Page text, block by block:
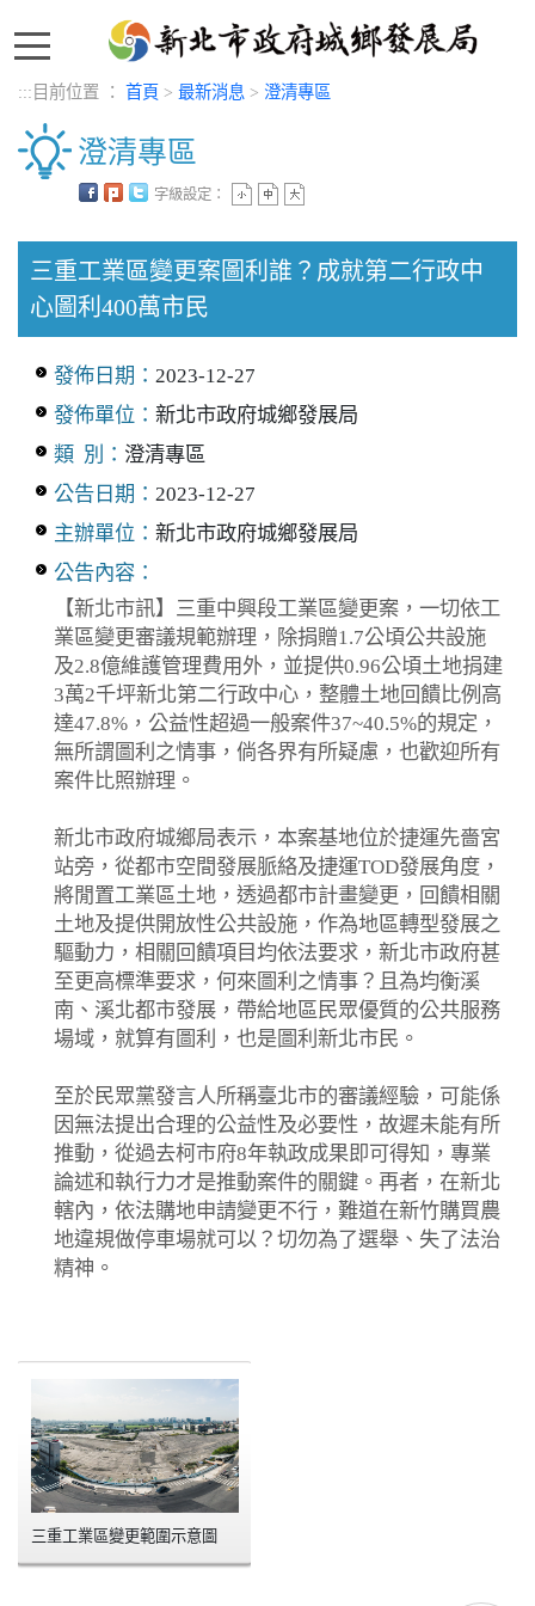
::: 目前位置 ： 首頁 > 最新消息 > 澄清專區
澄清專區
字級設定：
三重工業區變更案圖利誰？成就第二行政中
心圖利400萬市民
發佈日期： 2023-12-27
發佈單位： 新北市政府城鄉發展局
類 別： 澄清專區
公告日期： 2023-12-27
主辦單位： 新北市政府城鄉發展局
公告內容：
【新北市訊】三重中興段工業區變更案，一切依工
業區變更審議規範辦理，除捐贈1.7公頃公共設施
及2.8億維護管理費用外，並提供0.96公頃土地捐建
3萬2千坪新北第二行政中心，整體土地回饋比例高
達47.8%，公益性超過一般案件37~40.5%的規定，
無所謂圖利之情事，倘各界有所疑慮，也歡迎所有
案件比照辦理。
新北市政府城鄉局表示，本案基地位於捷運先嗇宮
站旁，從都市空間發展脈絡及捷運TOD發展角度，
將閒置工業區土地，透過都市計畫變更，回饋相關
土地及提供開放性公共設施，作為地區轉型發展之
驅動力，相關回饋項目均依法要求，新北市政府甚
至更高標準要求，何來圖利之情事？且為均衡溪
南、溪北都市發展，帶給地區民眾優質的公共服務
場域，就算有圖利，也是圖利新北市民。
至於民眾黨發言人所稱臺北市的審議經驗，可能係
因無法提出合理的公益性及必要性，故遲未能有所
推動，從過去柯市府8年執政成果即可得知，專業
論述和執行力才是推動案件的關鍵。再者，在新北
轄內，依法購地申請變更不行，難道在新竹購買農
地違規做停車場就可以？切勿為了選舉、失了法治
精神。
三重工業區變更範圍示意圖